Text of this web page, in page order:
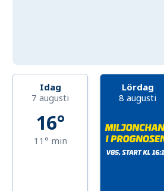
Idag
7 augusti
16°
11° min
Lördag
8 augusti